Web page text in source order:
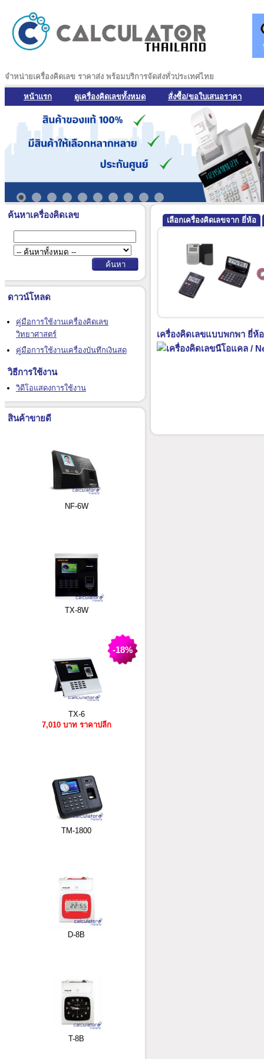
จำหน่ายเครื่องคิดเลข ราคาส่ง พร้อมบริการจัดส่งทั่วประเทศไทย
หน้าแรก ดูเครื่องคิดเลขทั้งหมด สั่งซื้อ/ขอใบเสนอราคา
ค้นหาเครื่องคิดเลข
ดาวน์โหลด
คู่มือการใช้งานเครื่องคิดเลข
วิทยาศาสตร์
คู่มือการใช้งานเครื่องบันทึกเงินสด
วิธีการใช้งาน
วิดีโอแสดงการใช้งาน
สินค้าขายดี
NF-6W
TX-8W
TX-6
7,010 บาท ราคาปลีก
-18%
TM-1800
D-8B
T-8B
เลือกเครื่องคิดเลขจาก ยี่ห้อ
เครื่องคิดเลขแบบพกพา ยี่ห้